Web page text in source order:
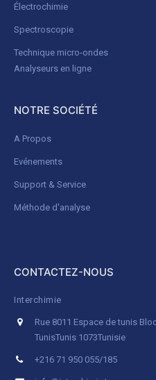
Électrochimie
Spectroscopie
Technique micro-ondes
Analyseurs en ligne
NOTRE SOCIÉTÉ
A Propos
Evénements
Support & Service
Méthode d'analyse
CONTACTEZ-NOUS
Interchimie
Rue 8011 Espace de tunis
TunisTunis 1073Tunisie
+216 71 950 055/185